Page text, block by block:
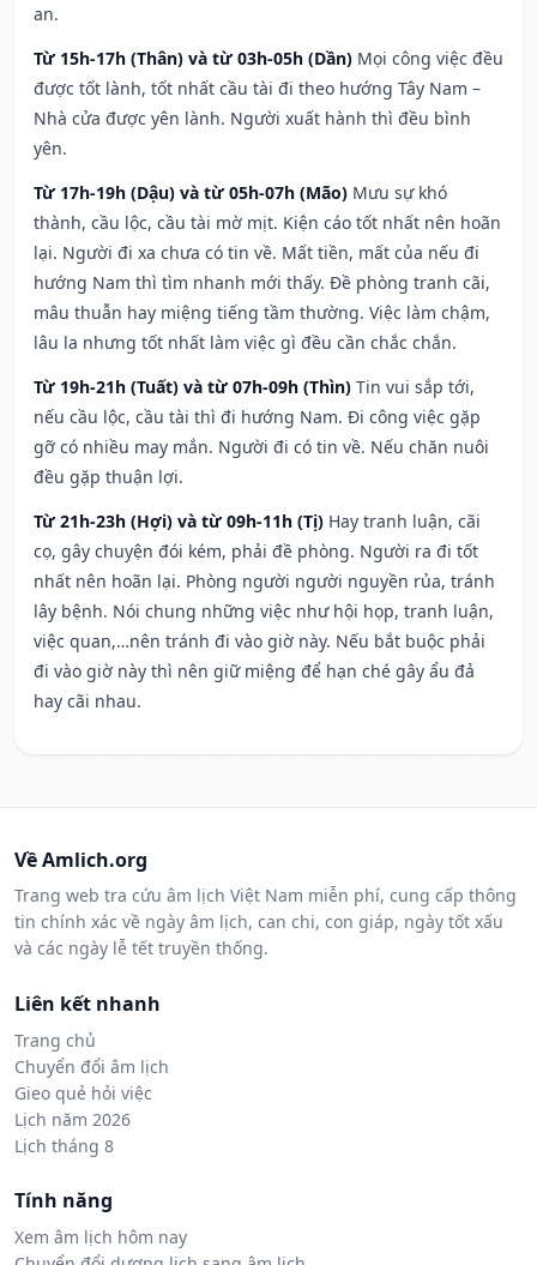
an.
Từ 15h-17h (Thân) và từ 03h-05h (Dần) Mọi công việc đều
được tốt lành, tốt nhất cầu tài đi theo hướng Tây Nam –
Nhà cửa được yên lành. Người xuất hành thì đều bình
yên.
Từ 17h-19h (Dậu) và từ 05h-07h (Mão) Mưu sự khó
thành, cầu lộc, cầu tài mờ mịt. Kiện cáo tốt nhất nên hoãn
lại. Người đi xa chưa có tin về. Mất tiền, mất của nếu đi
hướng Nam thì tìm nhanh mới thấy. Đề phòng tranh cãi,
mâu thuẫn hay miệng tiếng tầm thường. Việc làm chậm,
lâu la nhưng tốt nhất làm việc gì đều cần chắc chắn.
Từ 19h-21h (Tuất) và từ 07h-09h (Thìn) Tin vui sắp tới,
nếu cầu lộc, cầu tài thì đi hướng Nam. Đi công việc gặp
gỡ có nhiều may mắn. Người đi có tin về. Nếu chăn nuôi
đều gặp thuận lợi.
Từ 21h-23h (Hợi) và từ 09h-11h (Tị) Hay tranh luận, cãi
cọ, gây chuyện đói kém, phải đề phòng. Người ra đi tốt
nhất nên hoãn lại. Phòng người người nguyền rủa, tránh
lây bệnh. Nói chung những việc như hội họp, tranh luận,
việc quan,…nên tránh đi vào giờ này. Nếu bắt buộc phải
đi vào giờ này thì nên giữ miệng để hạn ché gây ẩu đả
hay cãi nhau.
Về Amlich.org
Trang web tra cứu âm lịch Việt Nam miễn phí, cung cấp thông
tin chính xác về ngày âm lịch, can chi, con giáp, ngày tốt xấu
và các ngày lễ tết truyền thống.
Liên kết nhanh
Trang chủ
Chuyển đổi âm lịch
Gieo quẻ hỏi việc
Lịch năm 2026
Lịch tháng 8
Tính năng
Xem âm lịch hôm nay